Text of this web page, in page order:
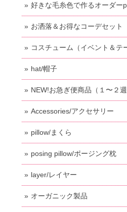
好きな毛糸色で作るオーダー
お洒落＆お得なコーデセット
コスチューム（イベント＆テ
hat/帽子
NEW!お急ぎ便商品（１〜２週
Accessories/アクセサリー
pillow/まくら
posing pillow/ポージング枕
layer/レイヤー
オーガニック製品